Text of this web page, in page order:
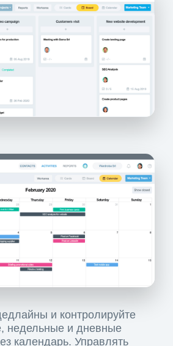
и контролируйте
недельные и дневные
календарь. Управлять